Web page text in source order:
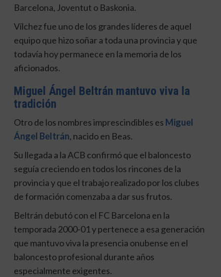
Barcelona, Joventut o Baskonia.
Vílchez fue uno de los grandes líderes de aquel
equipo que hizo soñar a toda una provincia y que
todavía hoy permanece en la memoria de los
aficionados.
Miguel Ángel Beltrán mantuvo viva la
tradición
Otro de los nombres imprescindibles es Miguel
Ángel Beltrán, nacido en Beas.
Su llegada a la ACB confirmó que el baloncesto
seguía creciendo en todos los rincones de la
provincia y que el trabajo realizado por los clubes
de formación comenzaba a dar sus frutos.
Beltrán debutó con el FC Barcelona en la
temporada 2000-01 y pertenece a esa generación
que mantuvo viva la presencia onubense en el
baloncesto profesional durante años
especialmente exigentes.